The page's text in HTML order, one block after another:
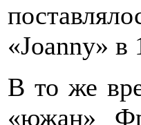
«Joanny» в
В то же
«южан»